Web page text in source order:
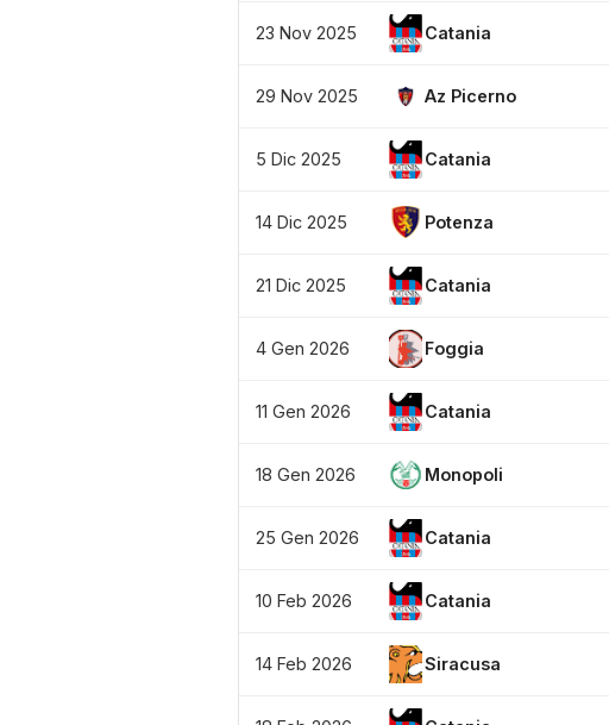
23 Nov 2025 Catania
29 Nov 2025 Az Picerno
5 Dic 2025 Catania
14 Dic 2025 Potenza
21 Dic 2025 Catania
4 Gen 2026 Foggia
11 Gen 2026 Catania
18 Gen 2026 Monopoli
25 Gen 2026 Catania
10 Feb 2026 Catania
14 Feb 2026 Siracusa